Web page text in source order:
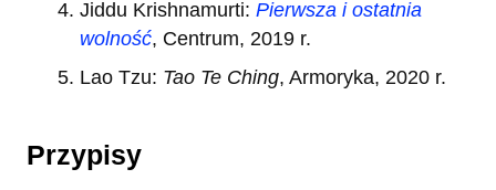
Jiddu Krishnamurti: Pierwsza i ostatnia
wolność, Centrum, 2019 r.
Lao Tzu: Tao Te Ching, Armoryka, 2020 r.
Przypisy